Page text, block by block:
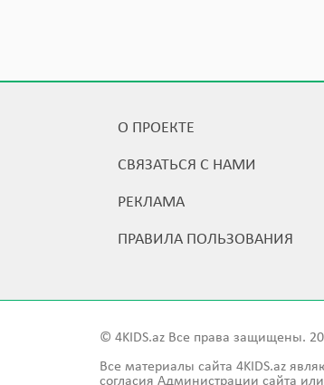
О ПРОЕКТЕ
СВЯЗАТЬСЯ С НАМИ
РЕКЛАМА
ПРАВИЛА ПОЛЬЗОВАНИЯ
© 4KIDS.az Все права защищены.
Все материалы сайта 4KIDS.az
согласия Администрации сайта